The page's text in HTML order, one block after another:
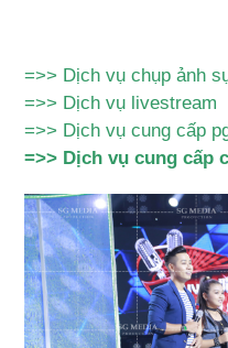
=>> Dịch vụ chụp ảnh
=>> Dịch vụ livestream
=>> Dịch vụ cung cấp
=>> Dịch vụ cung cấp